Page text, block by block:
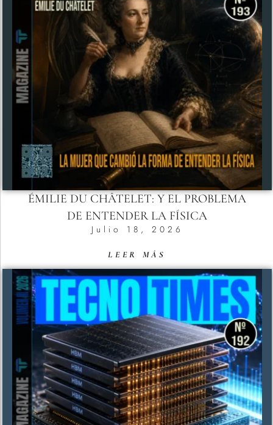
ÉMILIE DU CHÂTELET: Y EL PROBLEMA
DE ENTENDER LA FÍSICA
Julio 18, 2026
LEER MÁS